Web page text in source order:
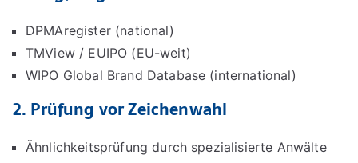
DPMAregister (national)
TMView / EUIPO (EU-weit)
WIPO Global Brand Database (international)
2. Prüfung vor Zeichenwahl
Ähnlichkeitsprüfung durch spezialisierte Anwälte